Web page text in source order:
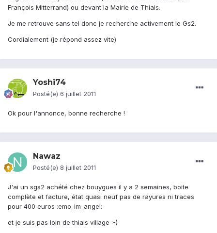
François Mitterrand) ou devant la Mairie de Thiais.
Je me retrouve sans tel donc je recherche activement le Gs2.
Cordialement (je répond assez vite)
Yoshi74
Posté(e) 6 juillet 2011
Ok pour l'annonce, bonne recherche !
Nawaz
Posté(e) 8 juillet 2011
J'ai un sgs2 achété chez bouygues il y a 2 semaines, boite
complète et facture, état quasi neuf pas de rayures ni traces
pour 400 euros :emo_im_angel:
et je suis pas loin de thiais village :-)